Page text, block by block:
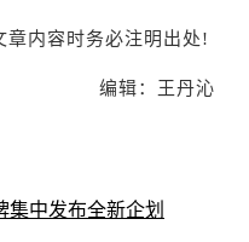
章内容时务必注明出处!
编辑：王丹沁
集中发布全新企划